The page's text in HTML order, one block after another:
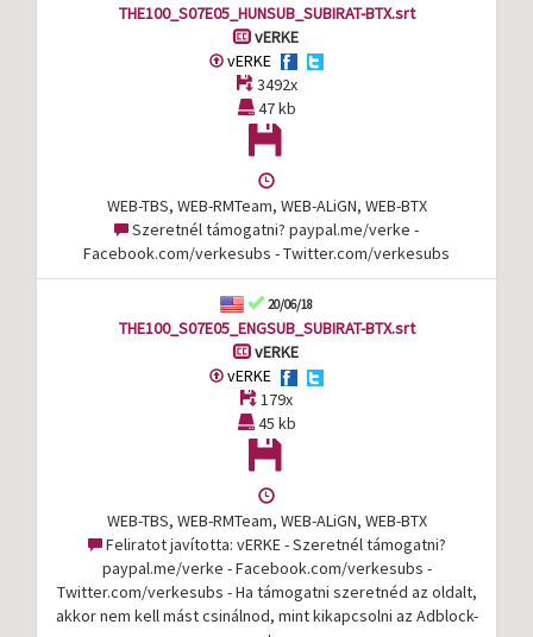
THE100_S07E05_HUNSUB_SUBIRAT-BTX.srt
vERKE
vERKE
3492x
47 kb
WEB-TBS, WEB-RMTeam, WEB-ALiGN, WEB-BTX
Szeretnél támogatni? paypal.me/verke -
Facebook.com/verkesubs - Twitter.com/verkesubs
20/06/18
THE100_S07E05_ENGSUB_SUBIRAT-BTX.srt
vERKE
vERKE
179x
45 kb
WEB-TBS, WEB-RMTeam, WEB-ALiGN, WEB-BTX
Feliratot javította: vERKE - Szeretnél támogatni?
paypal.me/verke - Facebook.com/verkesubs -
Twitter.com/verkesubs - Ha támogatni szeretnéd az oldalt,
akkor nem kell mást csinálnod, mint kikapcsolni az Adblock-